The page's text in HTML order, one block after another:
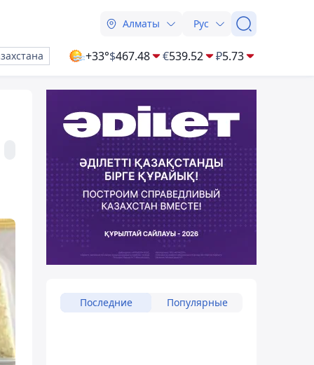
Алматы Рус
+33°$467.48 €539.52 ₽5.73
Последние Популярные